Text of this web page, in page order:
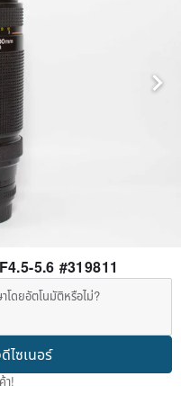
5.6 #319811
โดยอัตโนมัติหรือไม่?
ไซเนอร์
า!